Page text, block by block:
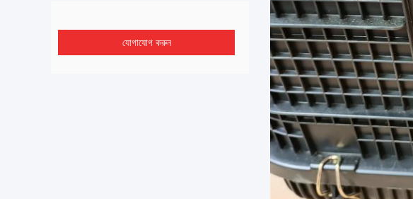
যোগাযোগ করুন